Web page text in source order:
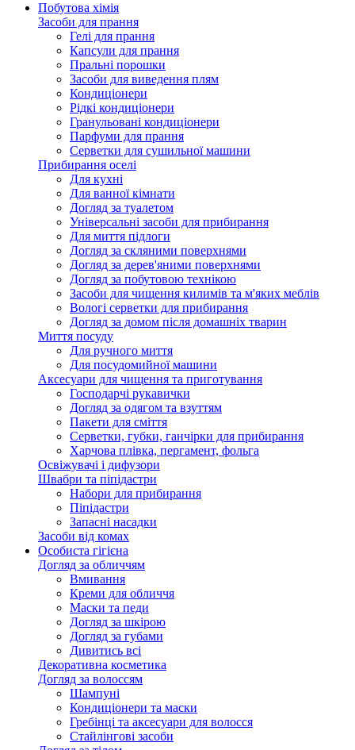
Побутова хімія
Засоби для прання
Гелі для прання
Капсули для прання
Пральні порошки
Засоби для виведення плям
Кондиціонери
Рідкі кондиціонери
Гранульовані кондиціонери
Парфуми для прання
Серветки для сушильної машини
Прибирання оселі
Для кухні
Для ванної кімнати
Догляд за туалетом
Універсальні засоби для прибирання
Для миття підлоги
Догляд за скляними поверхнями
Догляд за дерев'яними поверхнями
Догляд за побутовою технікою
Засоби для чищення килимів та м'яких меблів
Вологі серветки для прибирання
Догляд за домом після домашніх тварин
Миття посуду
Для ручного миття
Для посудомийної машини
Аксесуари для чищення та приготування
Господарчі рукавички
Догляд за одягом та взуттям
Пакети для сміття
Серветки, губки, ганчірки для прибирання
Харчова плівка, пергамент, фольга
Освіжувачі і дифузори
Швабри та піпідастри
Набори для прибирання
Піпідастри
Запасні насадки
Засоби від комах
Особиста гігієна
Догляд за обличчям
Вмивання
Креми для обличчя
Маски та педи
Догляд за шкірою
Догляд за губами
Дивитись всі
Декоративна косметика
Догляд за волоссям
Шампуні
Кондиціонери та маски
Гребінці та аксесуари для волосся
Стайлінгові засоби